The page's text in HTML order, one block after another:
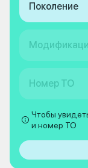
Поколение
Номер ТО
Чтобы
и номер ТО